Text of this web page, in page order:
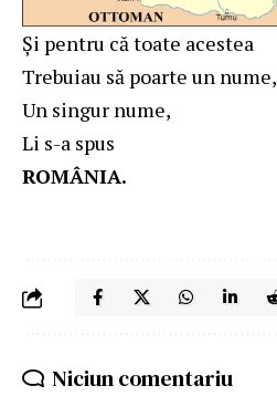
Şi pentru că toate acestea
Trebuiau să poarte un nume,
Un singur nume,
Li s-a spus
ROMÂNIA.
Niciun comentariu